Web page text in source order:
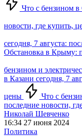
Что с бензином в
новости, где купить,
сегодня, 7 августа:
Обстановка в Крыму:
бензином и
в Казани сегодня, 7
цены
Что с
последние новости,
Николай Шевченко
16:34 27 июня 2024
Политика